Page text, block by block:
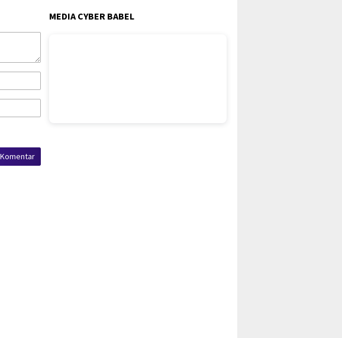
MEDIA CYBER BABEL